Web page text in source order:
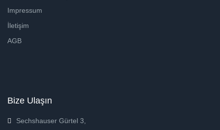
Impressum
İletişim
AGB
Bize Ulaşın
Sechshauser Gürtel 3,